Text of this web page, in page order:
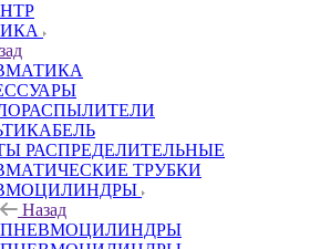
HTP
РАСПРЕДЕЛИТЕЛЬНЫЕ
ТРУБКИ
Назад
ПНЕВМОЦИЛИНДРЫ